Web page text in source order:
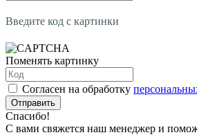
Введите код с картинки
Поменять картинку
Согласен на обработку
Отправить
Спасибо!
С вами свяжется наш менеджер и